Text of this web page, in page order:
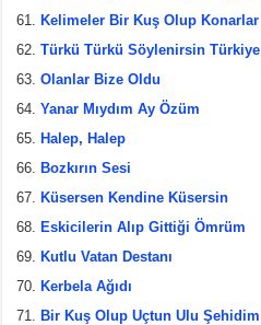
Kelimeler Bir Kuş Olup Konarlar
Türkü Türkü Söylenirsin Türkiye
Olanlar Bize Oldu
Yanar Mıydım Ay Özüm
Halep, Halep
Bozkırın Sesi
Küsersen Kendine Küsersin
Eskicilerin Alıp Gittiği Ömrüm
Kutlu Vatan Destanı
Kerbela Ağıdı
Bir Kuş Olup Uçtun Ulu Şehidim